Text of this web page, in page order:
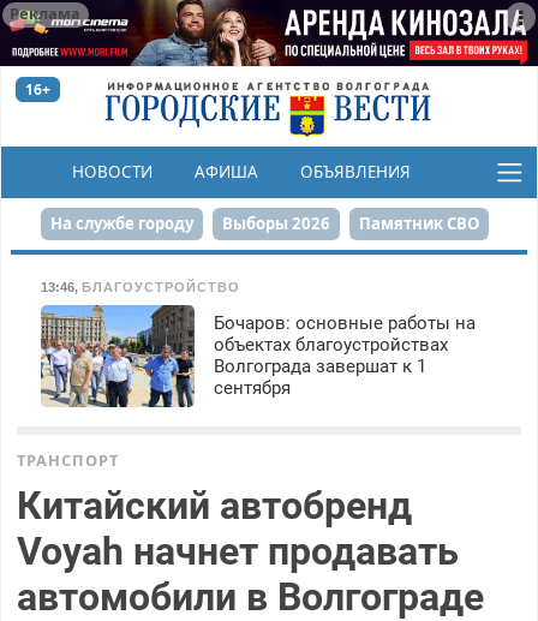
Реклама
16+
НОВОСТИ АФИША ОБЪЯВЛЕНИЯ
КОНКУРСЫ
На службе городу Выборы 2026 Памятник СВО
Сталинград в сердце
Набережная День Победы Реконструкция ЦПКиО
80-летие Победы Парк Героев-летчиков
13:46, БЛАГОУСТРОЙСТВО
Бочаров: основные работы на
объектах благоустройствах
Волгограда завершат к 1
сентября
ТРАНСПОРТ
Китайский автобренд
Voyah начнет продавать
автомобили в Волгограде